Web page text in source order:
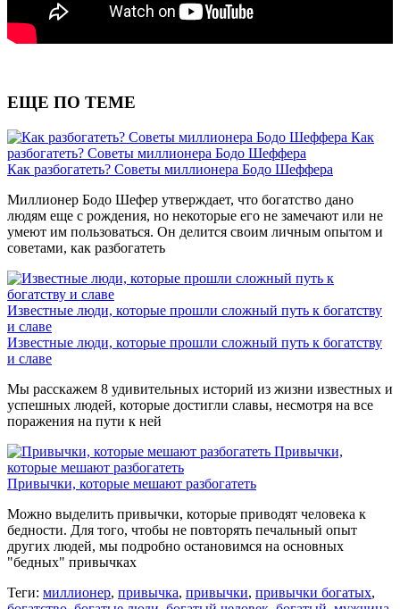
ЕЩЕ ПО ТЕМЕ
Как
разбогатеть? Советы миллионера Бодо Шеффера
Как разбогатеть? Советы миллионера Бодо Шеффера
Миллионер Бодо Шефер утверждает, что богатство дано
людям еще с рождения, но некоторые его не замечают или не
умеют им пользоваться. Он делится своим личным опытом и
советами, как разбогатеть
Известные люди, которые прошли сложный путь к богатству
и славе
Известные люди, которые прошли сложный путь к богатству
и славе
Мы расскажем 8 удивительных историй из жизни известных и
успешных людей, которые достигли славы, несмотря на все
поражения на пути к ней
Привычки,
которые мешают разбогатеть
Привычки, которые мешают разбогатеть
Можно выделить привычки, которые приводят человека к
бедности. Для того, чтобы не повторять печальный опыт
других людей, мы подробно остановимся на основных
"бедных" привычках
Теги: миллионер, привычка, привычки, привычки богатых,